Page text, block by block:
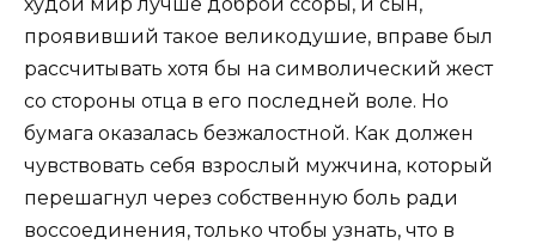
проявивший такое великодушие, вправе был
рассчитывать хотя бы на символический жест
со стороны отца в его последней воле. Но
бумага оказалась безжалостной. Как должен
чувствовать себя взрослый мужчина, который
перешагнул через собственную боль ради
воссоединения, только чтобы узнать, что в